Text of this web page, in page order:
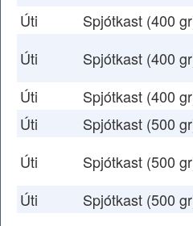
Úti
Spjótkast (400
Úti
Spjótkast (400
Úti
Spjótkast (400
Úti
Spjótkast (500
Úti
Spjótkast (500
Úti
Spjótkast (500